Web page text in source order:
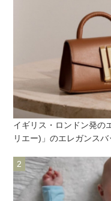
イギリス・ロンドン発の
リエー)」のエレガンスバ